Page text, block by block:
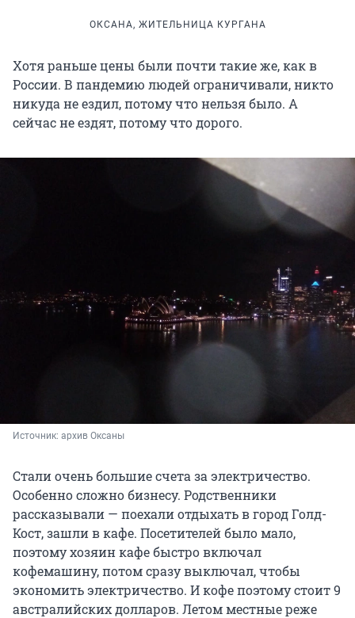
ОКСАНА, ЖИТЕЛЬНИЦА КУРГАНА
Хотя раньше цены были почти такие же, как в
России. В пандемию людей ограничивали, никто
никуда не ездил, потому что нельзя было. А
сейчас не ездят, потому что дорого.
Источник: архив Оксаны
Стали очень большие счета за электричество.
Особенно сложно бизнесу. Родственники
рассказывали — поехали отдыхать в город Голд-
Кост, зашли в кафе. Посетителей было мало,
поэтому хозяин кафе быстро включал
кофемашину, потом сразу выключал, чтобы
экономить электричество. И кофе поэтому стоит 9
австралийских долларов. Летом местные реже